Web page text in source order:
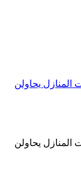
المنازل يحاولن
المنازل يحاولن